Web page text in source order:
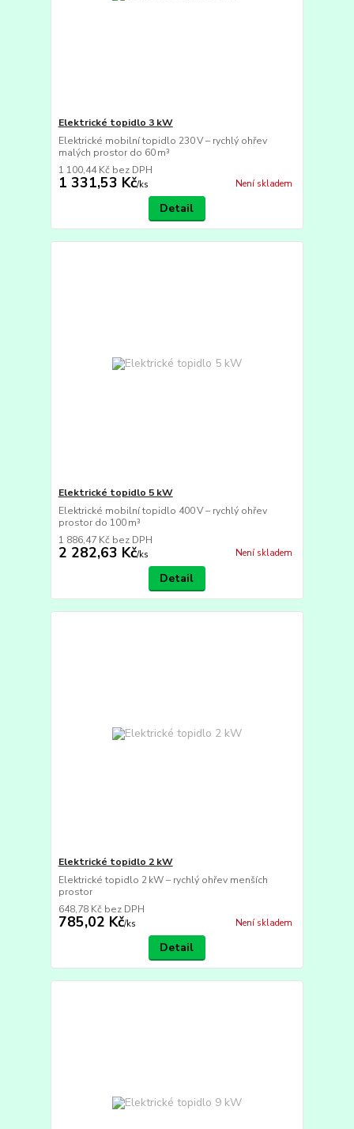
Elektrické topidlo 3 kW
Elektrické mobilní topidlo 230 V – rychlý ohřev
malých prostor do 60 m³
1 331,53 Kč/ks
1 100,44 Kč bez DPH
Není skladem
Detail
Elektrické topidlo 5 kW
Elektrické mobilní topidlo 400 V – rychlý ohřev
prostor do 100 m³
2 282,63 Kč/ks
1 886,47 Kč bez DPH
Není skladem
Detail
Elektrické topidlo 2 kW
Elektrické topidlo 2 kW – rychlý ohřev menších
prostor
785,02 Kč/ks
648,78 Kč bez DPH
Není skladem
Detail